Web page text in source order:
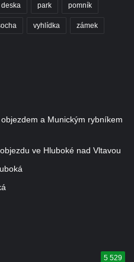
park pomník
vyhlídka zámek
a Munickým rybníkem
ve Hluboké nad Vltavou
5 529